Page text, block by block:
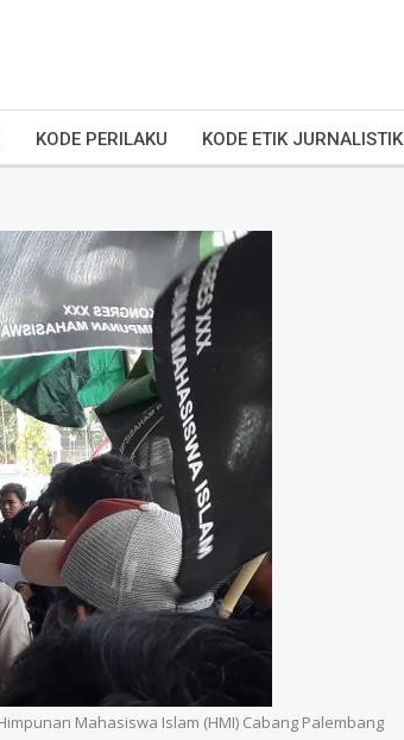
KODE PERILAKU KODE ETIK JURNALISTIK
Mahasiswa Islam (HMI) Cabang Palembang